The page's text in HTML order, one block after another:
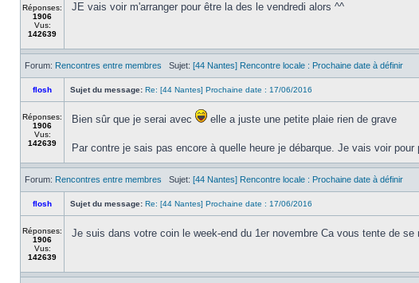
Réponses:
1906
Vus:
142639
JE vais voir m'arranger pour être la des le vendredi alors ^^
Forum: Rencontres entre membres Sujet: [44 Nantes] Rencontre locale : Prochaine date à définir
flosh Sujet du message: Re: [44 Nantes] Prochaine date : 17/06/2016
Réponses:
1906
Vus:
142639
Bien sûr que je serai avec elle a juste une petite plaie rien de grave
Par contre je sais pas encore à quelle heure je débarque. Je vais voir
Forum: Rencontres entre membres Sujet: [44 Nantes] Rencontre locale : Prochaine date à définir
flosh Sujet du message: Re: [44 Nantes] Prochaine date : 17/06/2016
Réponses:
1906
Vus:
142639
Je suis dans votre coin le week-end du 1er novembre Ca vous tente de se